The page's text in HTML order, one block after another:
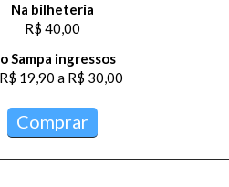
Na bilheteria
R$ 40,00
Sampa ingressos
19,90 a R$ 30,00
Comprar